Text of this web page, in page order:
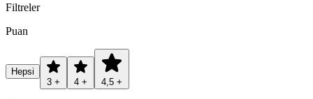
Filtreler
Puan
Hepsi
3 +
4 + 4,5 +